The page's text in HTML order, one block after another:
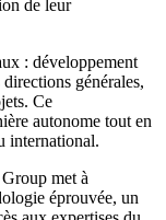
de leur
: développement
générales,
Ce
autonome tout en
international.
met à
éprouvée, un